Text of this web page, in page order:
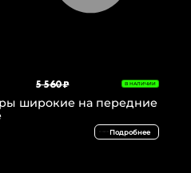
5 560 ₽ В НАЛИЧИИ
широкие на передние
Подробнее